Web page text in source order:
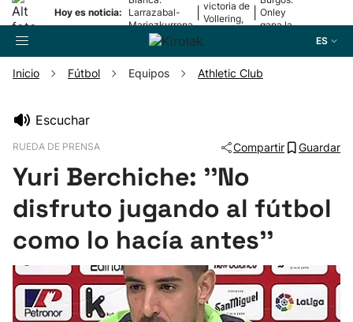
Hoy es noticia:
Larrazabal-
Mariezkurrena
II, a la final
victoria de
Vollering,
Onley
gana la
ES
Pelota
Remo
Baloncesto
Inicio Fútbol Equipos Athletic Club
Escuchar
RUEDA DE PRENSA Compartir Guardar
Yuri Berchiche: ''No
disfruto jugando al fútbol
como lo hacía antes''